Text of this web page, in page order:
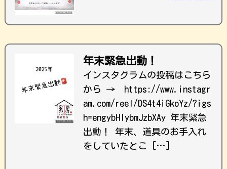
年末緊急出動！
インスタグラムの投稿はこちら
から → https://www.instagr
am.com/reel/DS4t4iGkoYz/?igs
h=engybHIybmJzbXAy 年末緊急
出動！ 年末、道具のお手入れ
をしていたとこ […]